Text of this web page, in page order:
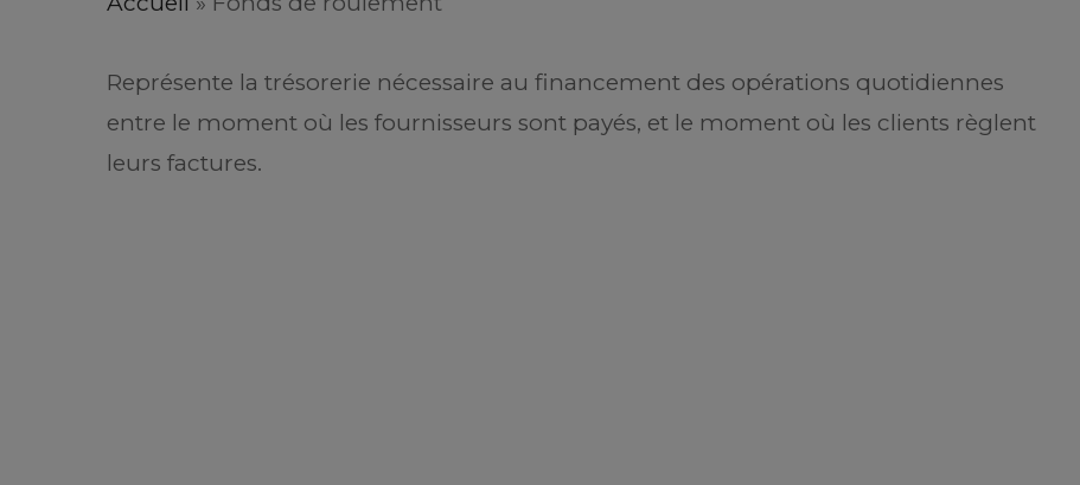
Représente la trésorerie nécessaire au financement des opérations quotidiennes
entre le moment où les fournisseurs sont payés, et le moment où les clients règlent
leurs factures.